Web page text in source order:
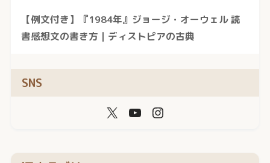
【例文付き】『1984年』ジョージ・オーウェル 読
書感想文の書き方｜ディストピアの古典
SNS